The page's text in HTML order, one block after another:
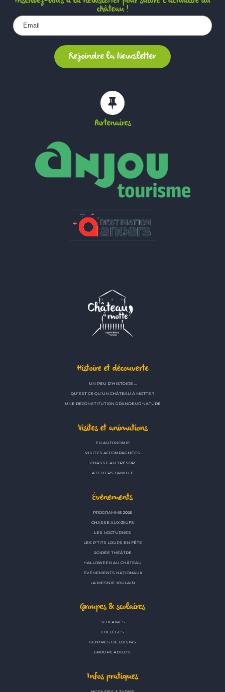
château !
Partenaires
Histoire et découverte
UN PEU D’HISTOIRE …
QU’EST CE QU’UN CHÂTEAU À MOTTE ?
UNE RECONSTITUTION GRANDEUR NATURE
Visites et animations
EN AUTONOMIE
VISITES ACCOMPAGNÉES
CHASSE AU TRÉSOR
ATELIERS FAMILLE
Évènements
PROGRAMME 2026
CHASSE AUX ŒUFS
LES NOCTURNES
LES P’TITS LOUPS EN FÊTE
SOIRÉE THÉÂTRE
HALLOWEEN AU CHÂTEAU
ÉVÉNEMENTS NATIONAUX
LA MESNIE JOULAIN
Groupes & scolaires
SCOLAIRES
COLLÈGES
CENTRES DE LOISIRS
GROUPE ADULTE
Infos pratiques